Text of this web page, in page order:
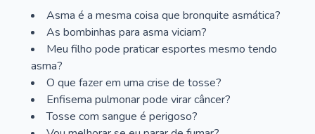
Asma é a mesma coisa que bronquite asmática?
As bombinhas para asma viciam?
Meu filho pode praticar esportes mesmo tendo
asma?
O que fazer em uma crise de tosse?
Enfisema pulmonar pode virar câncer?
Tosse com sangue é perigoso?